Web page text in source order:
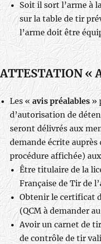
Soit il sort l’arme à
sur la table de tir
l’arme doit être
ATTESTATION «
Les «avis préalables »
d’autorisation de
seront délivrés aux
demande écrite
procédure affichée)
Être titulaire de la
Française de Tir de
Obtenir le certificat
(QCM à demander
Avoir un carnet de
de contrôle de tir